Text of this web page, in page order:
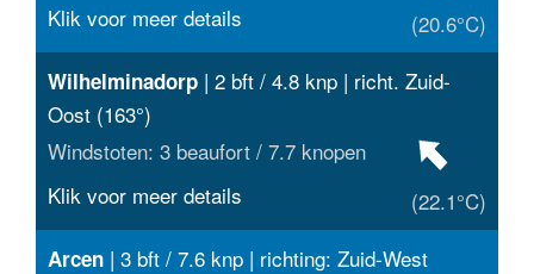
(20.6°C)
Klik voor meer details
Wilhelminadorp | 2 bft / 4.8 knp | richt. Zuid-
Oost (163°)
Windstoten: 3 beaufort / 7.7 knopen
(22.1°C)
Klik voor meer details
Arcen | 3 bft / 7.6 knp | richting: Zuid-West